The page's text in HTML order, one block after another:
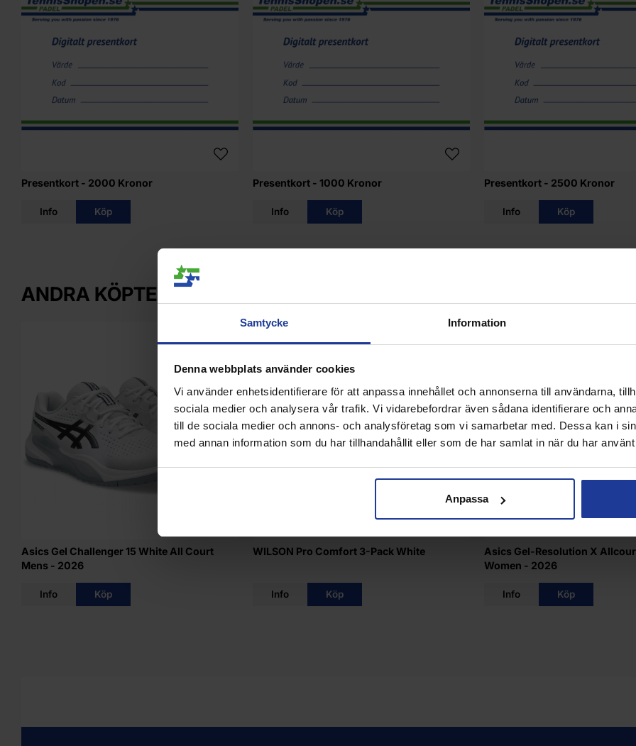
Samtycke Information
Denna webbplats använder cookies
Vi använder enhetsidentifierare för att anpassa innehållet och annonserna till användarna,
sociala medier och analysera vår trafik. Vi vidarebefordrar även sådana identifierare och
till de sociala medier och annons- och analysföretag som vi samarbetar med. Dessa kan i
med annan information som du har tillhandahållit eller som de har samlat in när du har
Anpassa
Presentkort - 2000 Kronor
Info Köp
Presentkort - 1000 Kronor
Info Köp
Presentkort - 2500 Kronor
Info Köp
ANDRA KÖPTE ÄVEN
15%
Asics Gel Challenger 15 White All Court
Mens - 2026
Info Köp
WILSON Pro Comfort 3-Pack White
Info Köp
Asics Gel-Resolution X
Women - 2026
Info Köp